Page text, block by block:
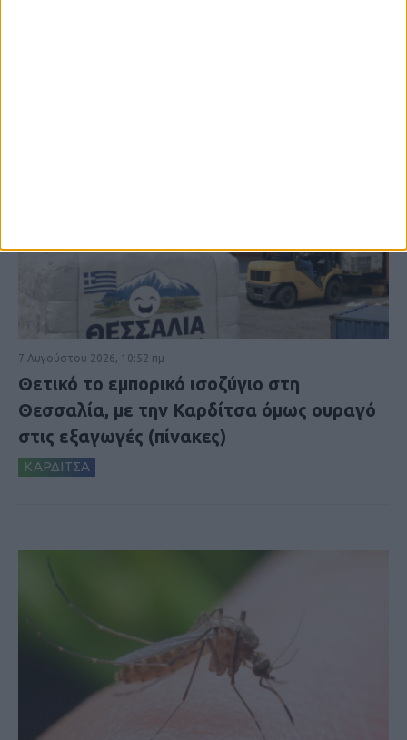
7 Αυγούστου 2026, 10:52 πμ
Θετικό το εμπορικό ισοζύγιο στη
Θεσσαλία, με την Καρδίτσα όμως ουραγό
στις εξαγωγές (πίνακες)
ΚΑΡΔΙΤΣΑ